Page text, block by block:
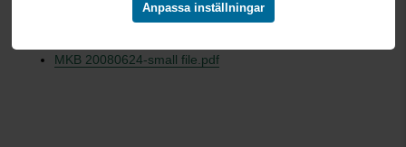
D20090616_beskrivning.pdf
MKB 20080624-small file.pdf
Anpassa inställningar